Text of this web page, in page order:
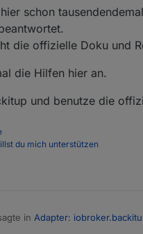
schon
die offizielle Doku und
die Hilfen hier an.
und benutze die
du mich unterstützen
in Adapter: